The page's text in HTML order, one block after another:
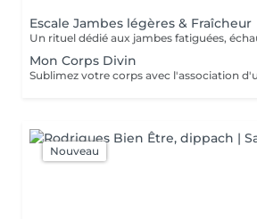
Escale Jambes légères & Fraîcheur
Mon Corps Divin
Nouveau